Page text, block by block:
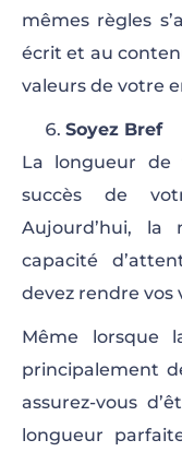
mêmes règles
écrit et au
valeurs de votre
Soyez Bref
La longueur de
succès de
Aujourd’hui,
capacité
devez rendre vos
Même lorsque
principalement
assurez-vous
longueur